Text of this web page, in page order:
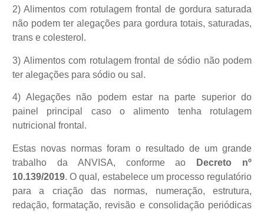
2) Alimentos com rotulagem frontal de gordura saturada
não podem ter alegações para gordura totais, saturadas,
trans e colesterol.
3) Alimentos com rotulagem frontal de sódio não podem
ter alegações para sódio ou sal.
4) Alegações não podem estar na parte superior do
painel principal caso o alimento tenha rotulagem
nutricional frontal.
Estas novas normas foram o resultado de um grande
trabalho da ANVISA, conforme ao
Decreto nº
10.139/2019. O qual, estabelece um processo regulatório
para a criação das normas, numeração, estrutura,
redação, formatação, revisão e consolidação periódicas